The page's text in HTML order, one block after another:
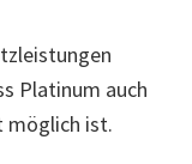
Platinum auch
möglich ist.